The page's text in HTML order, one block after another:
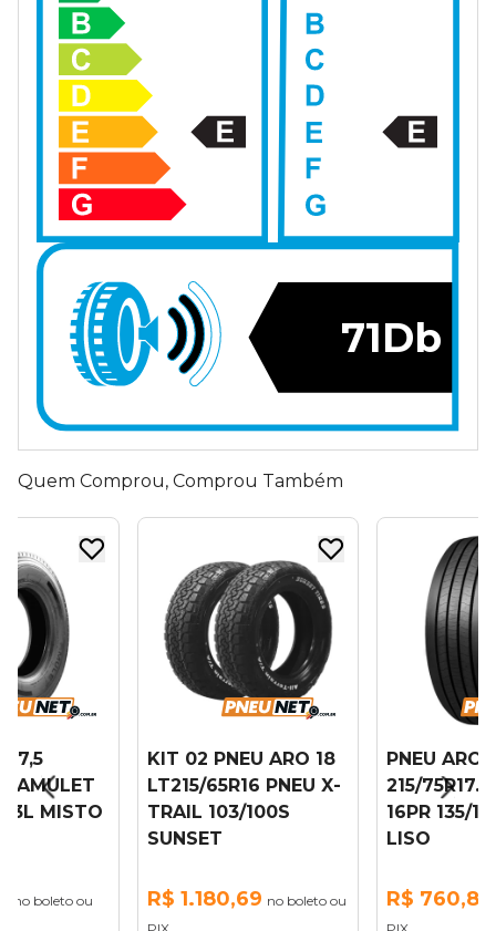
71Db
Quem Comprou, Comprou Também
17,5
AMULET
MISTO
no boleto ou
KIT 02 PNEU ARO 18
LT215/65R16 PNEU X-
TRAIL 103/100S
SUNSET
R$ 1.180,69 no boleto ou
PNEU ARO
215/
16PR 135/
LISO
R$ 760,81